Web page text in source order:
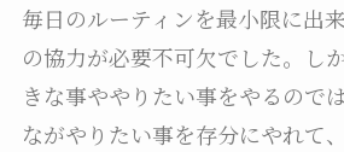
毎日のルーティンを最小限に出
の協力が必要不可欠でした。し
きな事ややりたい事をやるので
ながやりたい事を存分にやれて